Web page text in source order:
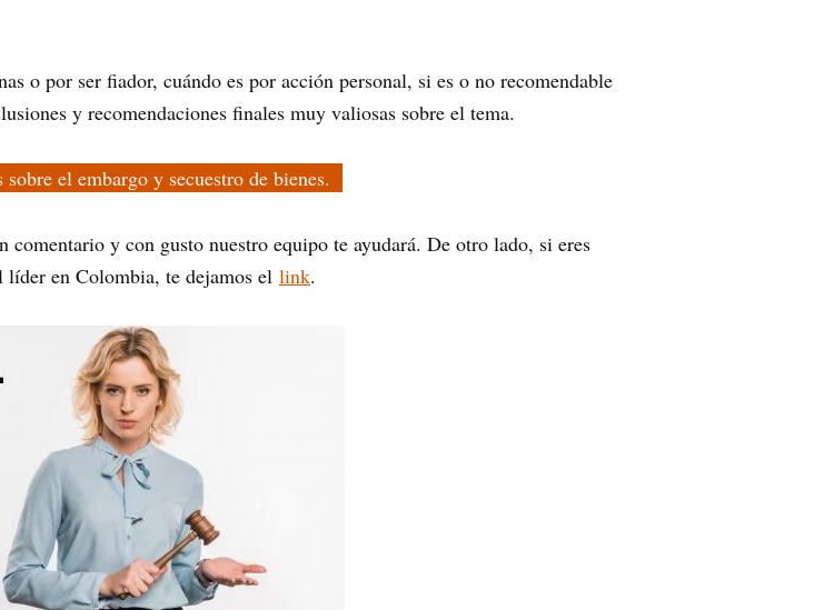
o por ser fiador, cuándo es por acción personal, si es o no recomendable
y recomendaciones finales muy valiosas sobre el tema.
el embargo y secuestro de bienes.
comentario y con gusto nuestro equipo te ayudará. De otro lado, si eres
líder en Colombia, te dejamos el link.